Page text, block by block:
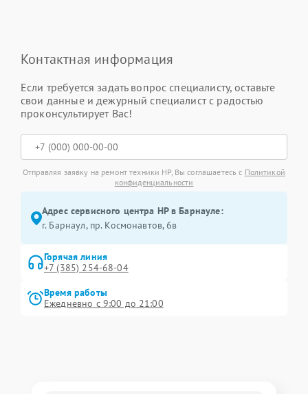
Контактная информация
Если требуется задать вопрос специалисту, оставьте
свои данные и дежурный специалист с радостью
проконсультирует Вас!
Отправляя заявку на ремонт техники HP, Вы соглашаетесь с Политикой
конфиденциальности
Адрес сервисного центра HP в Барнауле:
г. Барнаул, ​пр. Космонавтов, 6в
Горячая линия
+7 (385) 254-68-04
Время работы
Ежедневно с 9:00 до 21:00